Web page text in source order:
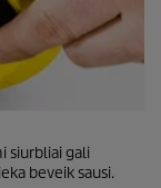
siurbliai gali
beveik sausi.